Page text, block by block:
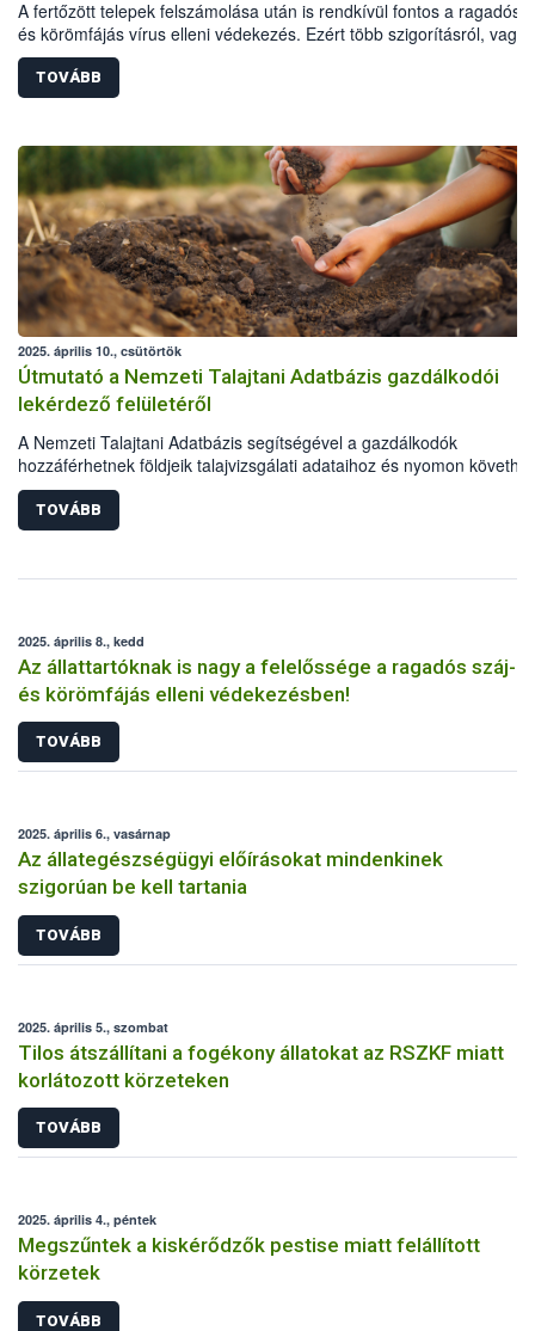
A fertőzött telepek felszámolása után is rendkívül fontos a ragadós
és körömfájás vírus elleni védekezés. Ezért több szigorításról, vagy
annak fenntartásáról is döntött a hatóság a már felszámolt telepek
védő- és megfigyelési körzetekben, valamint további korlátozás alá
területeken: a fogékony állatok továbbra is csak zártan tarthatók,
állatgondozási tevékenység (pl. nyírás. körmölés), az állatok csak
laborvizsgálat után szállíthatóak vágóhídra, és a kilőtt vadak is csak
negatív laboreredménnyel feldolgozhatóak.
TOVÁBB
2025. április 10., csütörtök
Útmutató a Nemzeti Talajtani Adatbázis gazdálkodói
lekérdező felületéről
A Nemzeti Talajtani Adatbázis segítségével a gazdálkodók
hozzáférhetnek földjeik talajvizsgálati adataihoz és nyomon
azok állapotát. A rendszerhasználatának feltétele, hogy a
rendelkezzen a Magyar Államkincstár (MÁK) ügyfélazonosítóval. A
Nébih rövid útmutatóval is segíti az online felület használatát.
TOVÁBB
2025. április 8., kedd
Az állattartóknak is nagy a felelőssége a ragadós száj-
és körömfájás elleni védekezésben!
TOVÁBB
2025. április 6., vasárnap
Az állategészségügyi előírásokat mindenkinek
szigorúan be kell tartania
TOVÁBB
2025. április 5., szombat
Tilos átszállítani a fogékony állatokat az RSZKF miatt
korlátozott körzeteken
TOVÁBB
2025. április 4., péntek
Megszűntek a kiskérődzők pestise miatt felállított
körzetek
TOVÁBB